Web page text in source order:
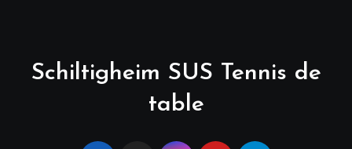
Schiltigheim SUS Tennis de
table